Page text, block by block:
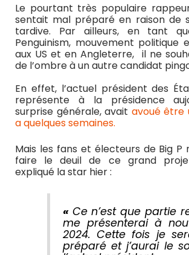
Le pourtant très populaire
sentait mal préparé en raison de
tardive. Par ailleurs, en tant
Penguinism, mouvement politique
aux US et en Angleterre, il ne
de l’ombre à un autre candidat
En effet, l’actuel président des
représente à la présidence
surprise générale, avait avoué être
a quelques semaines.
Mais les fans et électeurs de Big P
faire le deuil de ce grand
expliqué la star hier :
« Ce n’est que partie
me présenterai à
2024. Cette fois je
préparé et j’aurai le